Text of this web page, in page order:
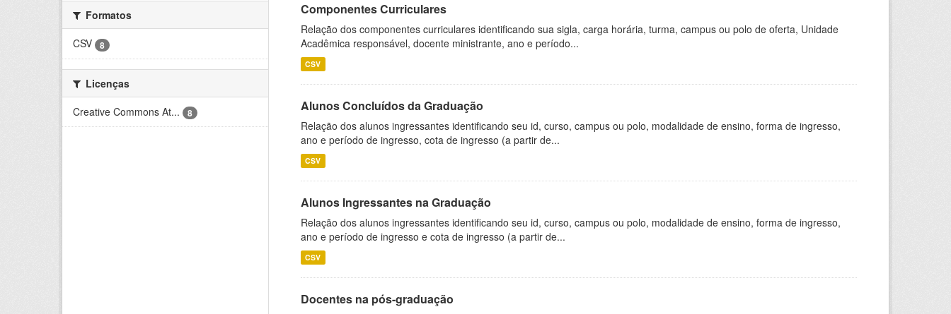
Formatos
CSV
8
Licenças
Creative Commons At...
8
Componentes Curriculares
Relação dos componentes curriculares identificando sua sigla, carga horária, turma, campus ou polo de oferta, Unidade
Acadêmica responsável, docente ministrante, ano e período...
CSV
Alunos Concluídos da Graduação
Relação dos alunos ingressantes identificando seu id, curso, campus ou polo, modalidade de ensino, forma de ingresso,
ano e período de ingresso, cota de ingresso (a partir de...
CSV
Alunos Ingressantes na Graduação
Relação dos alunos ingressantes identificando seu id, curso, campus ou polo, modalidade de ensino, forma de ingresso,
ano e período de ingresso e cota de ingresso (a partir de...
CSV
Docentes na pós-graduação